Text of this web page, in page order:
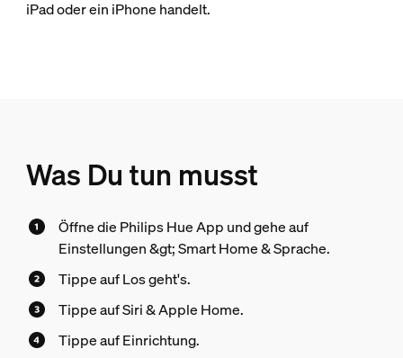
iPad oder ein iPhone handelt.
Was Du tun musst
Öffne die Philips Hue App und gehe auf
Einstellungen &gt; Smart Home & Sprache.
Tippe auf Los geht's.
Tippe auf Siri & Apple Home.
Tippe auf Einrichtung.